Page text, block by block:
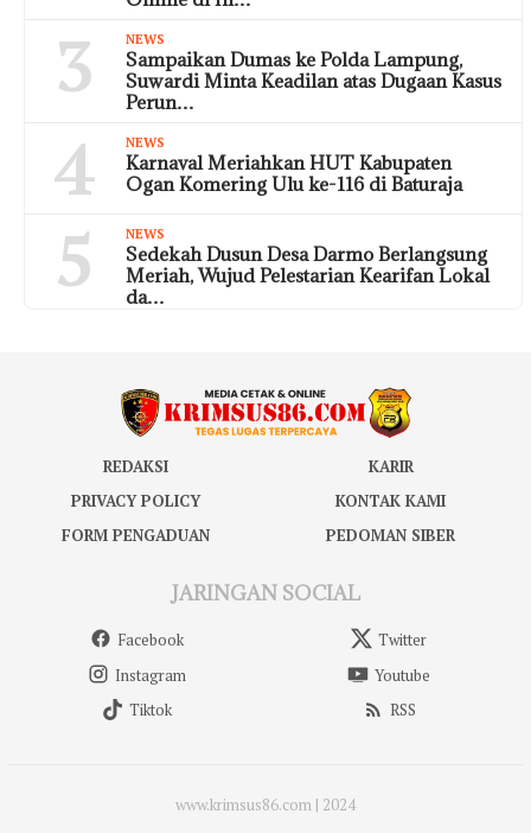
3 NEWS
Sampaikan Dumas ke Polda Lampung,
Suwardi Minta Keadilan atas Dugaan Kasus
Perun…
4 NEWS
Karnaval Meriahkan HUT Kabupaten
Ogan Komering Ulu ke-116 di Baturaja
5 NEWS
Sedekah Dusun Desa Darmo Berlangsung
Meriah, Wujud Pelestarian Kearifan Lokal
da…
REDAKSI
KARIR
PRIVACY POLICY
KONTAK KAMI
FORM PENGADUAN
PEDOMAN SIBER
JARINGAN SOCIAL
Facebook
Twitter
Instagram
Youtube
Tiktok
RSS
www.krimsus86.com | 2024